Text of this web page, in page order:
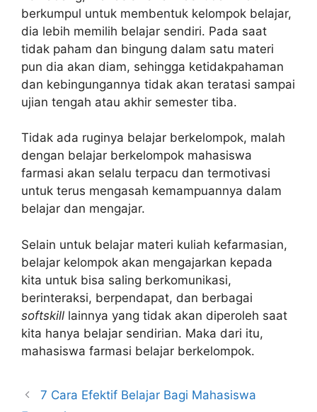
berkumpul untuk membentuk kelompok belajar,
dia lebih memilih belajar sendiri. Pada saat
tidak paham dan bingung dalam satu materi
pun dia akan diam, sehingga ketidakpahaman
dan kebingungannya tidak akan teratasi sampai
ujian tengah atau akhir semester tiba.
Tidak ada ruginya belajar berkelompok, malah
dengan belajar berkelompok mahasiswa
farmasi akan selalu terpacu dan termotivasi
untuk terus mengasah kemampuannya dalam
belajar dan mengajar.
Selain untuk belajar materi kuliah kefarmasian,
belajar kelompok akan mengajarkan kepada
kita untuk bisa saling berkomunikasi,
berinteraksi, berpendapat, dan berbagai
softskill lainnya yang tidak akan diperoleh saat
kita hanya belajar sendirian. Maka dari itu,
mahasiswa farmasi belajar berkelompok.
7 Cara Efektif Belajar Bagi Mahasiswa